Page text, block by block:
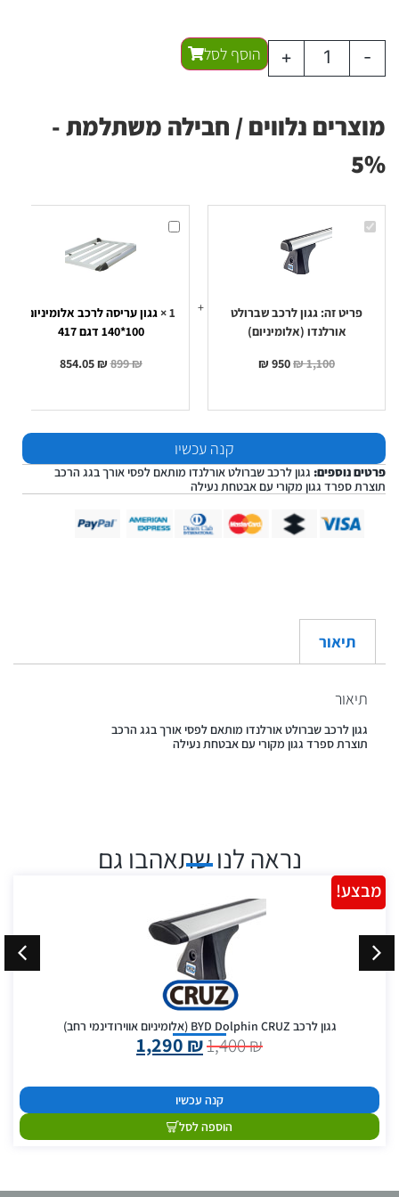
-
+ הוסף לסל
מוצרים נלווים / חבילה משתלמת -
5%
גגון
לרכב
פריט זה: גגון לרכב שברולט
אורלנדו (אלומיניום)
1,100
₪
950
₪
גגון
עריסה
1
×גגון עריסה לרכב אלומיניום
100*140 דגם 417
899₪
854.05₪
קנה עכשיו
פרטים נוספים: גגון לרכב שברולט אורלנדו מותאם לפסי אורך בגג הרכב
תוצרת ספרד גגון מקורי עם אבטחת נעילה
תיאור
תיאור
גגון לרכב שברולט אורלנדו מותאם לפסי אורך בגג הרכב
תוצרת ספרד גגון מקורי עם אבטחת נעילה
נראה לנו שתאהבו גם
גגון לרכב BYD Dolphin CRUZ (אלומיניום אווירודינמי רחב)
1,400₪
1,290 ₪
קנה עכשיו
הוספה לסל
מבצע!